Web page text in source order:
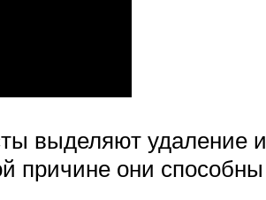
выделяют удаление
причине они